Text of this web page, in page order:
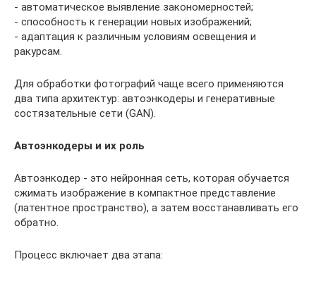
- автоматическое выявление закономерностей;
- способность к генерации новых изображений;
- адаптация к различным условиям освещения и
ракурсам.
Для обработки фотографий чаще всего применяются
два типа архитектур: автоэнкодеры и генеративные
состязательные сети (GAN).
Автоэнкодеры и их роль
Автоэнкодер - это нейронная сеть, которая обучается
сжимать изображение в компактное представление
(латентное пространство), а затем восстанавливать его
обратно.
Процесс включает два этапа: